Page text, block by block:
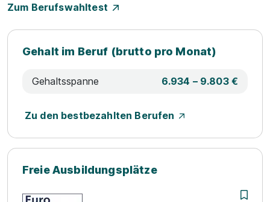
Zum Berufswahltest
Gehalt im Beruf (brutto pro Monat)
Gehaltsspanne 6.934 – 9.803 €
Zu den bestbezahlten Berufen
Freie Ausbildungsplätze